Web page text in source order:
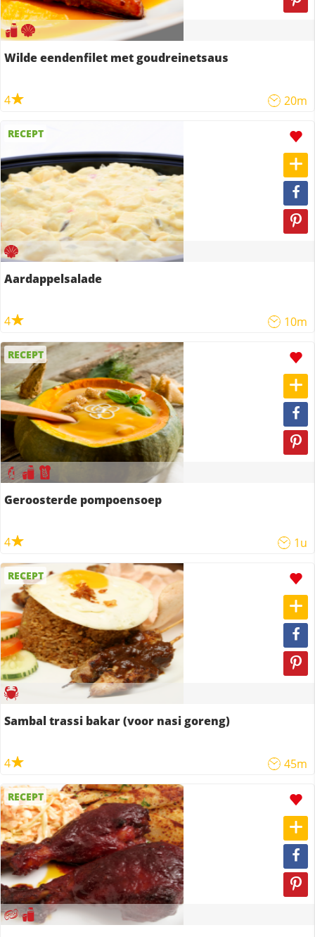
Wilde eendenfilet met goudreinetsaus
4 20m
RECEPT
Aardappelsalade
4 10m
RECEPT
Geroosterde pompoensoep
4 1u
RECEPT
Sambal trassi bakar (voor nasi goreng)
4 45m
RECEPT